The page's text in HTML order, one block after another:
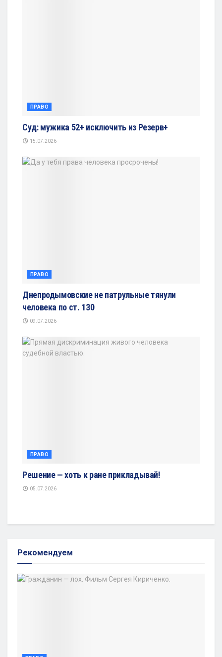
ПРАВО
Суд: мужика 52+ исключить из Резерв+
15.07.2026
ПРАВО
Днепродымовские не патрульные тянули
человека по ст. 130
09.07.2026
ПРАВО
Решение — хоть к ране прикладывай!
05.07.2026
Рекомендуем